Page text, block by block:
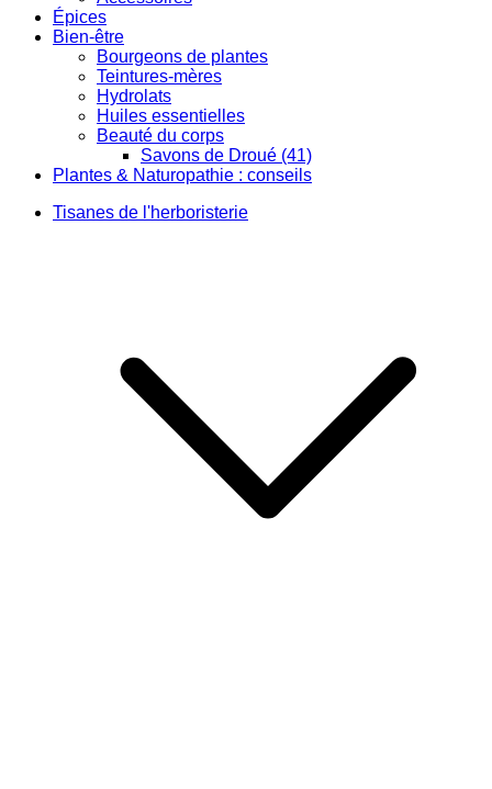
Épices
Bien-être
Bourgeons de plantes
Teintures-mères
Hydrolats
Huiles essentielles
Beauté du corps
Savons de Droué (41)
Plantes & Naturopathie : conseils
Tisanes de l'herboristerie